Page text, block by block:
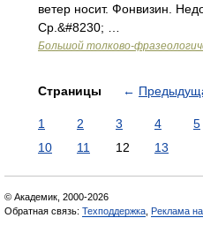
ветер носит. Фонвизин.
Ср.&#8230; …
Большой толково-
Страницы ←
1 2 3 4 5
10
11 12 13
© Академик, 2000-2026
Обратная связь: Техподдержка Реклама